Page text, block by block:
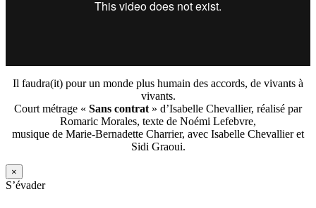
Il faudra(it) pour un monde plus humain des accords, de vivants à
vivants.
Court métrage « Sans contrat » d’Isabelle Chevallier, réalisé par
Romaric Morales, texte de Noémi Lefebvre,
musique de Marie-Bernadette Charrier, avec Isabelle Chevallier et
Sidi Graoui.
×
S’évader